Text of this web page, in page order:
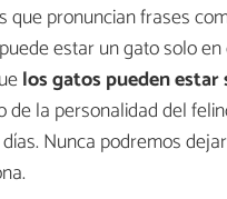
pronuncian frases
estar un gato solo en
los gatos pueden estar
de la personalidad del
Nunca podremos